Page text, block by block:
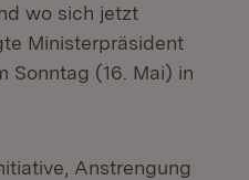
wo sich jetzt
Ministerpräsident
Sonntag (16. Mai) in
Anstrengung